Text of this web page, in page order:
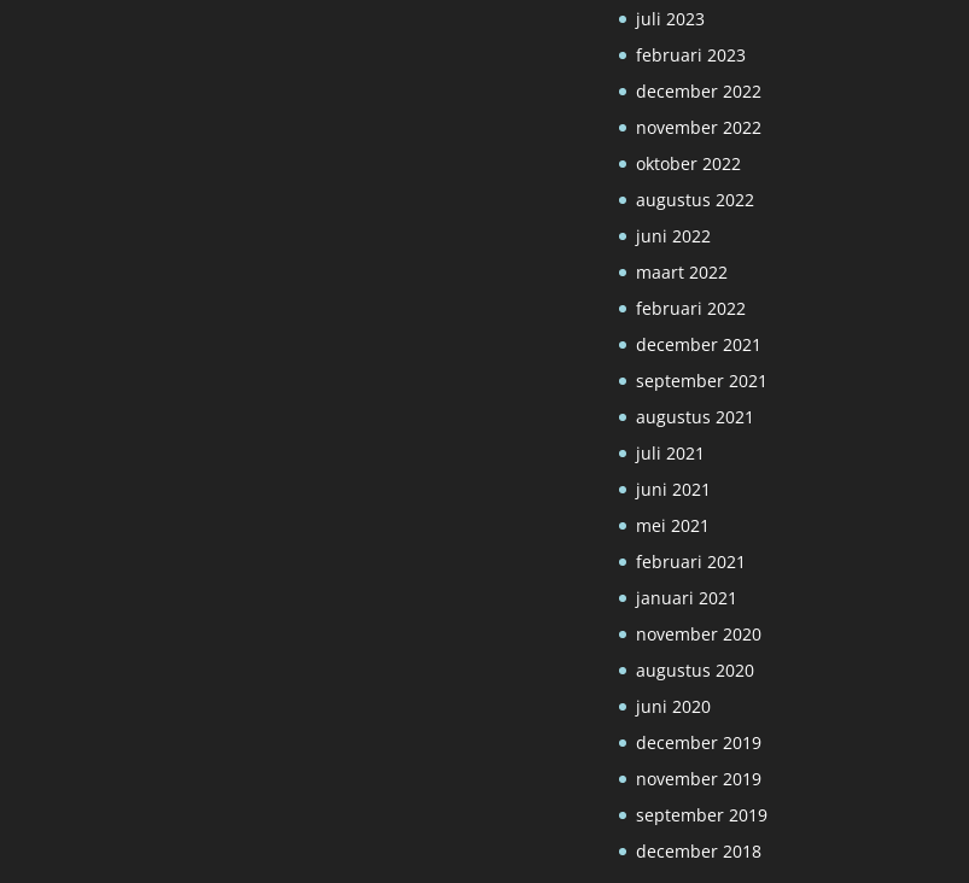
juli 2023
februari 2023
december 2022
november 2022
oktober 2022
augustus 2022
juni 2022
maart 2022
februari 2022
december 2021
september 2021
augustus 2021
juli 2021
juni 2021
mei 2021
februari 2021
januari 2021
november 2020
augustus 2020
juni 2020
december 2019
november 2019
september 2019
december 2018